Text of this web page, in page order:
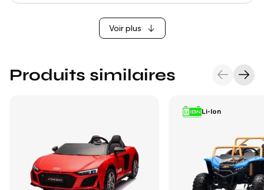
Voir plus
Produits similaires
Li-Ion